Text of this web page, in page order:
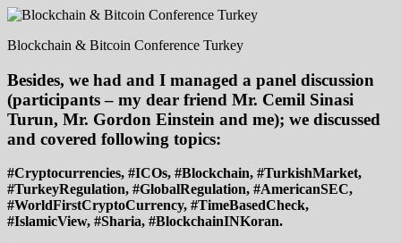
Blockchain & Bitcoin Conference Turkey
Besides, we had and I managed a panel discussion
(participants – my dear friend Mr. Cemil Sinasi
Turun, Mr. Gordon Einstein and me); we discussed
and covered following topics:
#Cryptocurrencies, #ICOs, #Blockchain, #TurkishMarket,
#TurkeyRegulation, #GlobalRegulation, #AmericanSEC,
#WorldFirstCryptoCurrency, #TimeBasedCheck,
#IslamicView, #Sharia, #BlockchainINKoran.